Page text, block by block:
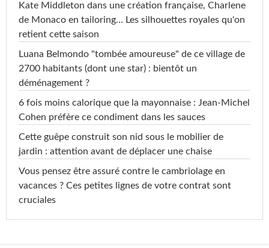
Kate Middleton dans une création française, Charlene
de Monaco en tailoring… Les silhouettes royales qu'on
retient cette saison
Luana Belmondo "tombée amoureuse" de ce village de
2700 habitants (dont une star) : bientôt un
déménagement ?
6 fois moins calorique que la mayonnaise : Jean-Michel
Cohen préfère ce condiment dans les sauces
Cette guêpe construit son nid sous le mobilier de
jardin : attention avant de déplacer une chaise
Vous pensez être assuré contre le cambriolage en
vacances ? Ces petites lignes de votre contrat sont
cruciales